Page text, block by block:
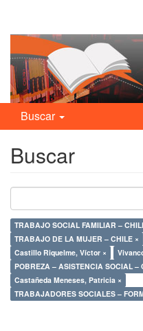
Buscar
Buscar
TRABAJO SOCIAL
TRABAJO DE LA MUJER – CHILE ×
Castillo Riquelme, Víctor ×
Castañeda Meneses, Patricia ×
TRABAJADORES SOCIALES –